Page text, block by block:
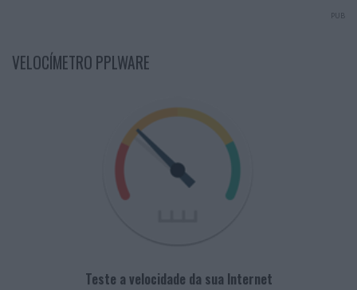
PUB
VELOCÍMETRO PPLWARE
Teste a velocidade da sua Internet